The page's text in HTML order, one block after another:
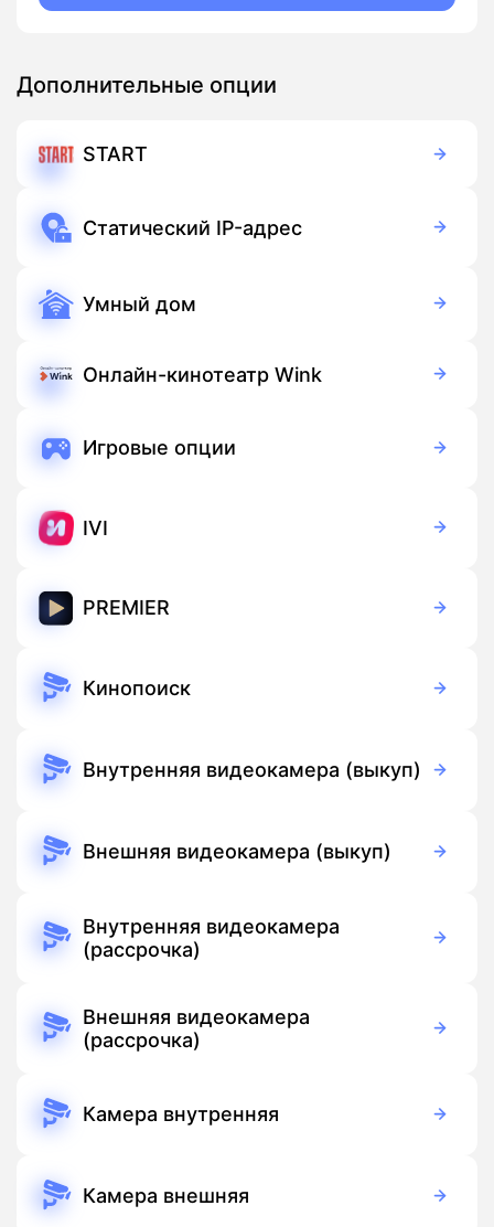
Дополнительные опции
START
Статический IP-адрес
Умный дом
Подписка 900 руб./мес
Онлайн-кинотеатр Wink
Подписка
Игровые опции
IVI
PREMIER
Кинопоиск
Внутренняя видеокамера (выкуп)
Подписка
Внешняя видеокамера (выкуп)
ПодпискаВнутренняя видеокамера
(рассрочка)
ПодпискаВнешняя видеокамера
(рассрочка)
Подписка
Камера внутренняя
Подписка
Камера внешняя